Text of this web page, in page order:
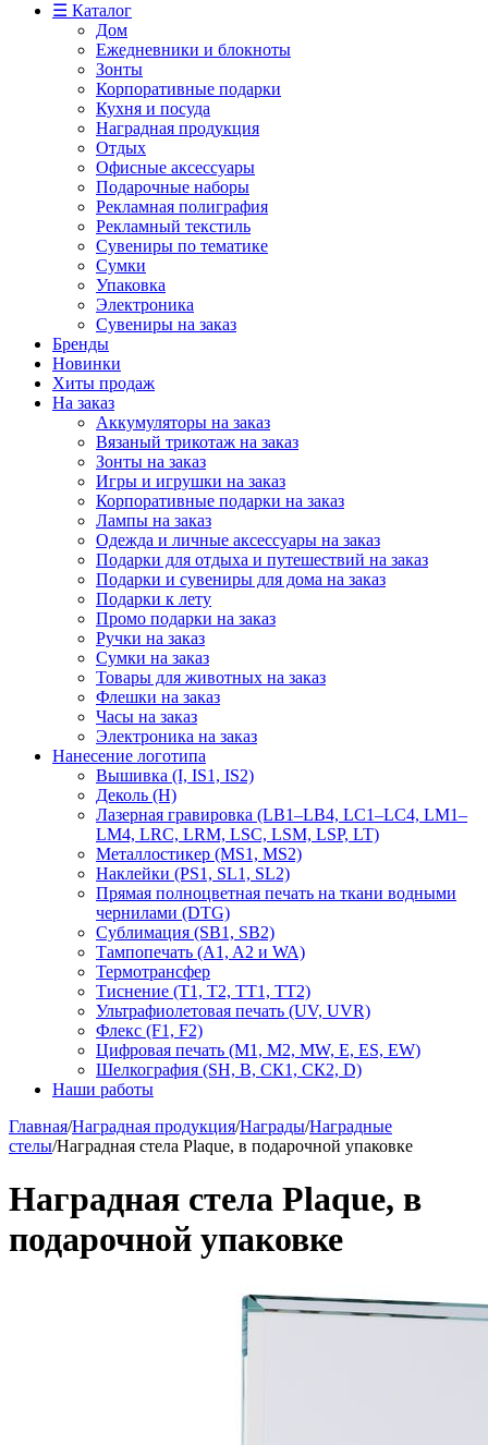
☰ Каталог
Дом
Ежедневники и блокноты
Зонты
Корпоративные подарки
Кухня и посуда
Наградная продукция
Отдых
Офисные аксессуары
Подарочные наборы
Рекламная полиграфия
Рекламный текстиль
Сувениры по тематике
Сумки
Упаковка
Электроника
Сувениры на заказ
Бренды
Новинки
Хиты продаж
На заказ
Аккумуляторы на заказ
Вязаный трикотаж на заказ
Зонты на заказ
Игры и игрушки на заказ
Корпоративные подарки на заказ
Лампы на заказ
Одежда и личные аксессуары на заказ
Подарки для отдыха и путешествий на заказ
Подарки и сувениры для дома на заказ
Подарки к лету
Промо подарки на заказ
Ручки на заказ
Сумки на заказ
Товары для животных на заказ
Флешки на заказ
Часы на заказ
Электроника на заказ
Нанесение логотипа
Вышивка (I, IS1, IS2)
Деколь (H)
Лазерная гравировка (LB1–LB4, LC1–LC4, LM1–
LM4, LRC, LRM, LSC, LSM, LSP, LT)
Металлостикер (MS1, MS2)
Наклейки (PS1, SL1, SL2)
Прямая полноцветная печать на ткани водными
чернилами (DTG)
Сублимация (SB1, SB2)
Тампопечать (A1, A2 и WA)
Термотрансфер
Тиснение (Т1, Т2, ТT1, ТT2)
Ультрафиолетовая печать (UV, UVR)
Флекс (F1, F2)
Цифровая печать (M1, M2, MW, E, ES, EW)
Шелкография (SH, В, СК1, СК2, D)
Наши работы
Главная/Наградная продукция/Награды/Наградные
стелы/Наградная стела Plaque, в подарочной упаковке
Наградная стела Plaque, в
подарочной упаковке